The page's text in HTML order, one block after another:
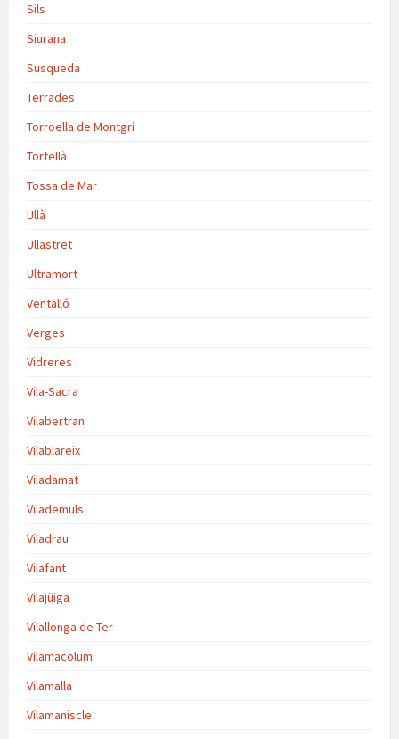
Sils
Siurana
Susqueda
Terrades
Torroella de Montgrí
Tortellà
Tossa de Mar
Ullà
Ullastret
Ultramort
Ventalló
Verges
Vidreres
Vila-Sacra
Vilabertran
Vilablareix
Viladamat
Vilademuls
Viladrau
Vilafant
Vilajüiga
Vilallonga de Ter
Vilamacolum
Vilamalla
Vilamaniscle